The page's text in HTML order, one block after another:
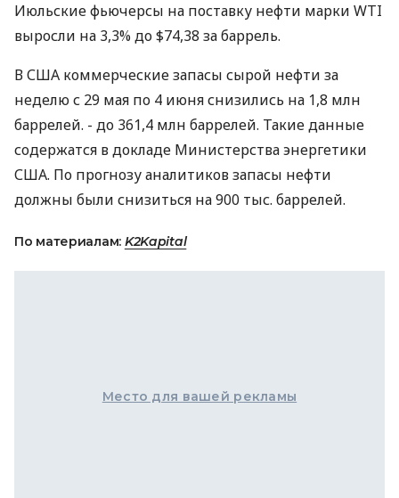
Июльские фьючерсы на поставку нефти марки WTI
выросли на 3,3% до $74,38 за баррель.
В США коммерческие запасы сырой нефти за
неделю с 29 мая по 4 июня снизились на 1,8 млн
баррелей. - до 361,4 млн баррелей. Такие данные
содержатся в докладе Министерства энергетики
США. По прогнозу аналитиков запасы нефти
должны были снизиться на 900 тыс. баррелей.
По материалам: K2Kapital
Место для вашей рекламы